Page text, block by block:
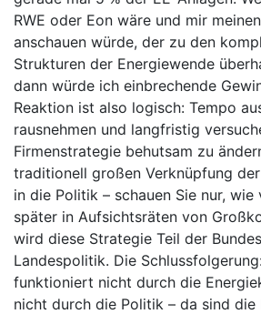
RWE oder Eon wäre und mir
anschauen würde, der zu den
Strukturen der Energiewende
dann würde ich einbrechende
Reaktion ist also logisch: Tempo
rausnehmen und langfristig
Firmenstrategie behutsam zu
traditionell großen Verknüpfung
in die Politik – schauen Sie nur,
später in Aufsichtsräten von
wird diese Strategie Teil der
Landespolitik. Die
funktioniert nicht durch die
nicht durch die Politik – da sind